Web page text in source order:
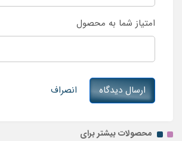
امتیاز شما به محصول
ارسال دیدگاه انصراف
محصولات بیشتر برای